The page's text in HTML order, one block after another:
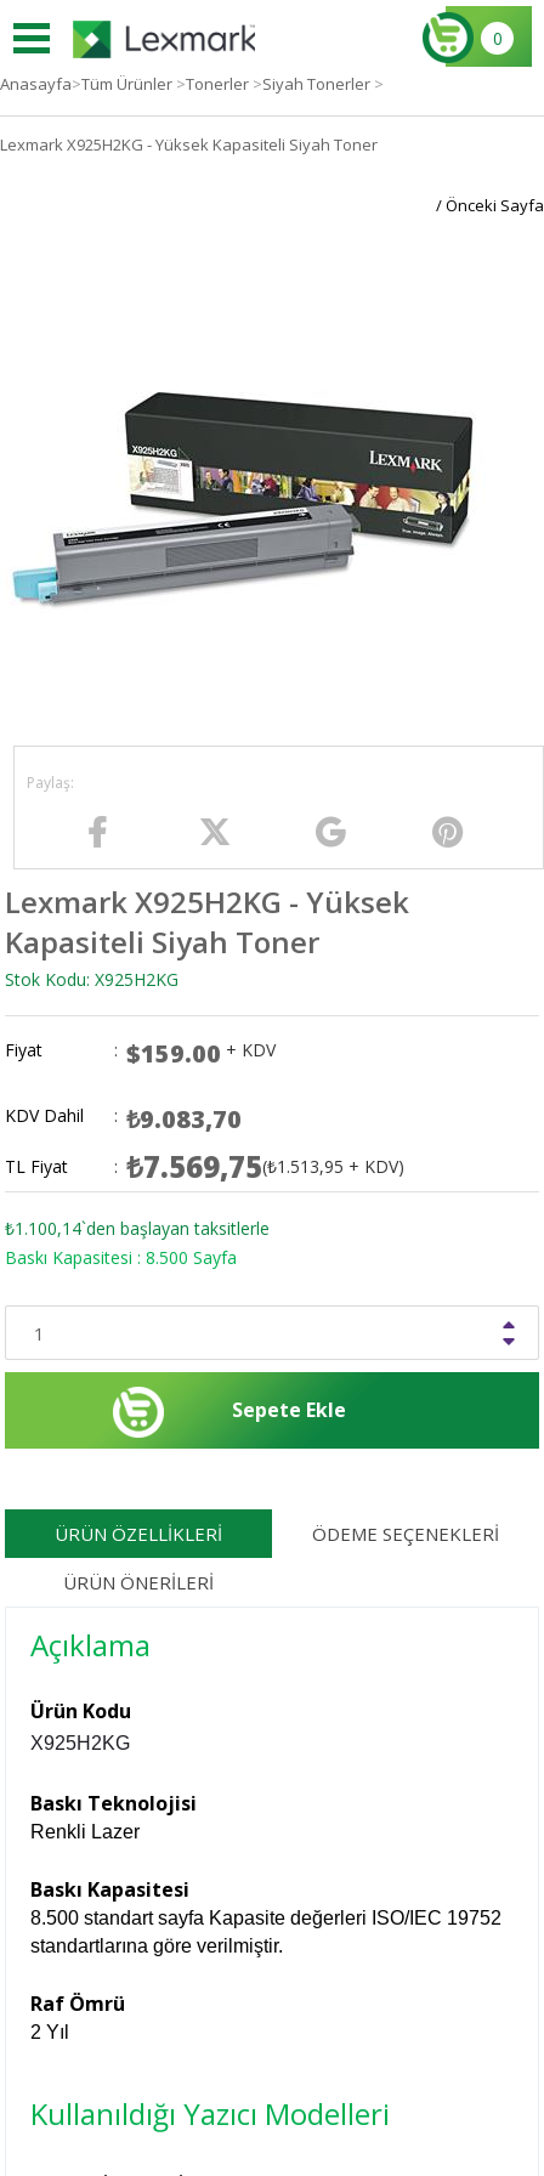
0
Anasayfa>Tüm Ürünler >Tonerler >Siyah Tonerler >
Lexmark X925H2KG - Yüksek Kapasiteli Siyah Toner
/ Önceki Sayfa
Lexmark X925H2KG - Yüksek
Kapasiteli Siyah Toner
Stok Kodu: X925H2KG
Fiyat : $159.00 + KDV
KDV Dahil : ₺9.083,70
TL Fiyat : ₺7.569,75(₺1.513,95 + KDV)
₺1.100,14`den başlayan taksitlerle
Baskı Kapasitesi : 8.500 Sayfa
ÜRÜN ÖZELLIKLERI
ÖDEME SEÇENEKLERI
ÜRÜN ÖNERILERI
Açıklama
Ürün Kodu
X925H2KG
Baskı Teknolojisi
Renkli Lazer
Baskı Kapasitesi
8.500 standart sayfa Kapasite değerleri ISO/IEC 19752
standartlarına göre verilmiştir.
Raf Ömrü
2 Yıl
Kullanıldığı Yazıcı Modelleri